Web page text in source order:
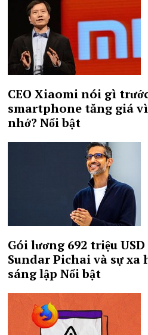
CEO Xiaomi nói gì
smartphone tăng giá
nhớ?Nổi bật
Gói lương 692 triệu USD
Sundar Pichai và sự xa
sáng lậpNổi bật